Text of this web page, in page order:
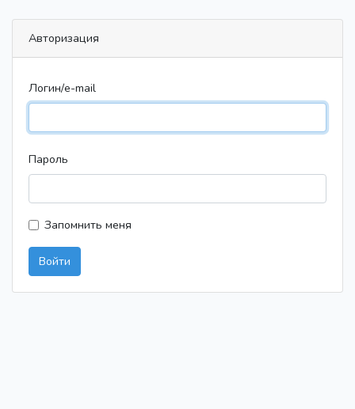
Авторизация
Логин/e-mail
Пароль
Запомнить меня
Войти